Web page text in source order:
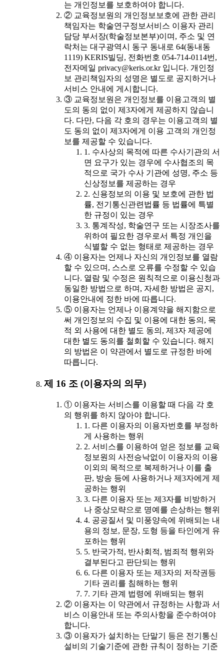
는 개인정보를 보호하여야 합니다.
② 교육정보원의 개인정보보호에 관한 관리
책임자는 학술연구정보서비스 이용자 관리
담당 부서장(학술정보본부)이며, 주소 및 연
락처는 대구광역시 동구 동내로 64(동내동
1119) KERIS빌딩, 전화번호 054-714-0114번,
전자메일 privacy@keris.or.kr 입니다. 개인정
보 관리책임자의 성명은 별도로 공지하거나
서비스 안내에 게시합니다.
③ 교육정보원은 개인정보를 이용고객의 별
도의 동의 없이 제3자에게 제공하지 않습니
다. 다만, 다음 각 호의 경우는 이용고객의 별
도 동의 없이 제3자에게 이용 고객의 개인정
보를 제공할 수 있습니다.
1. 수사상의 목적에 따른 수사기관의 서
면 요구가 있는 경우에 수사협조의 목
적으로 국가 수사 기관에 성명, 주소 등
신상정보를 제공하는 경우
2. 신용정보의 이용 및 보호에 관한 법
률, 전기통신관련법률 등 법률에 특별
한 규정이 있는 경우
3. 통계작성, 학술연구 또는 시장조사를
위하여 필요한 경우로서 특정 개인을
식별할 수 없는 형태로 제공하는 경우
④ 이용자는 언제나 자신의 개인정보를 열람
할 수 있으며, 스스로 오류를 수정할 수 있습
니다. 열람 및 수정은 원칙적으로 이용신청과
동일한 방법으로 하며, 자세한 방법은 공지,
이용안내에 정한 바에 따릅니다.
⑤ 이용자는 언제나 이용계약을 해지함으로
써 개인정보의 수집 및 이용에 대한 동의, 목
적 외 사용에 대한 별도 동의, 제3자 제공에
대한 별도 동의를 철회할 수 있습니다. 해지
의 방법은 이 약관에서 별도로 규정한 바에
따릅니다.
제 16 조 (이용자의 의무)
① 이용자는 서비스를 이용할 때 다음 각 호
의 행위를 하지 않아야 합니다.
1. 다른 이용자의 이용자번호를 부정하
게 사용하는 행위
2. 서비스를 이용하여 얻은 정보를 교육
정보원의 사전승낙없이 이용자의 이용
이외의 목적으로 복제하거나 이를 출
판, 방송 등에 사용하거나 제3자에게 제
공하는 행위
3. 다른 이용자 또는 제3자를 비방하거
나 중상모략으로 명예를 손상하는 행위
4. 공공질서 및 미풍양속에 위배되는 내
용의 정보, 문장, 도형 등을 타인에게 유
포하는 행위
5. 반국가적, 반사회적, 범죄적 행위와
결부된다고 판단되는 행위
6. 다른 이용자 또는 제3자의 저작권등
기타 권리를 침해하는 행위
7. 기타 관계 법령에 위배되는 행위
② 이용자는 이 약관에서 규정하는 사항과 서
비스 이용안내 또는 주의사항을 준수하여야
합니다.
③ 이용자가 설치하는 단말기 등은 전기통신
설비의 기술기준에 관한 규칙이 정하는 기준